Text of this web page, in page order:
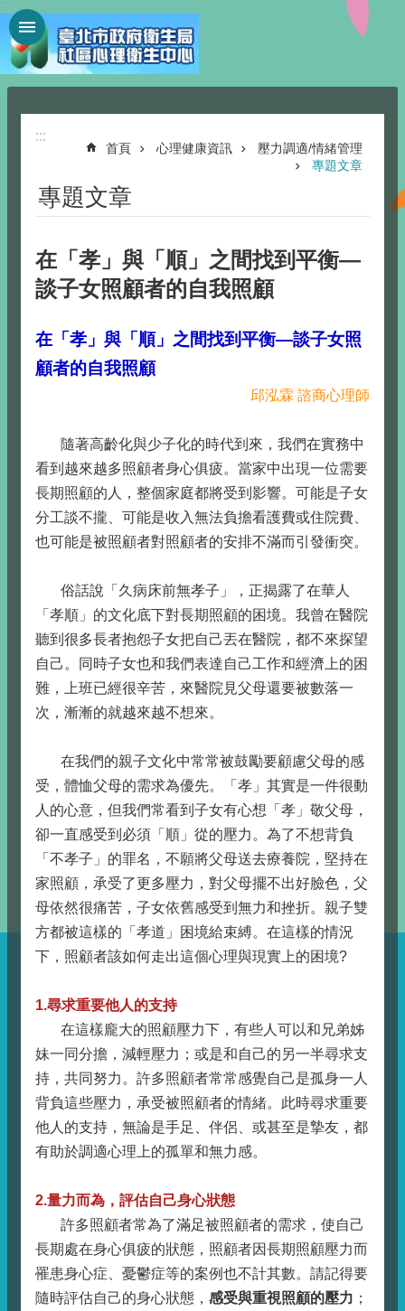
跳到主要內容區塊
:::
:::
首頁 心理健康資訊
壓力調適/情緒管理
專題文章
專題文章
在「孝」與「順」之間找到平衡—
談子女照顧者的自我照顧
在「孝」與「順」之間找到平衡—談子女照
顧者的自我照顧
邱泓霖 諮商心理師
隨著高齡化與少子化的時代到來，我們在實務中
看到越來越多照顧者身心俱疲。當家中出現一位需要
長期照顧的人，整個家庭都將受到影響。可能是子女
分工談不攏、可能是收入無法負擔看護費或住院費、
也可能是被照顧者對照顧者的安排不滿而引發衝突。
俗話說「久病床前無孝子」，正揭露了在華人
「孝順」的文化底下對長期照顧的困境。我曾在醫院
聽到很多長者抱怨子女把自己丟在醫院，都不來探望
自己。同時子女也和我們表達自己工作和經濟上的困
難，上班已經很辛苦，來醫院見父母還要被數落一
次，漸漸的就越來越不想來。
在我們的親子文化中常常被鼓勵要顧慮父母的感
受，體恤父母的需求為優先。「孝」其實是一件很動
人的心意，但我們常看到子女有心想「孝」敬父母，
卻一直感受到必須「順」從的壓力。為了不想背負
「不孝子」的罪名，不願將父母送去療養院，堅持在
家照顧，承受了更多壓力，對父母擺不出好臉色，父
母依然很痛苦，子女依舊感受到無力和挫折。親子雙
方都被這樣的「孝道」困境給束縛。在這樣的情況
下，照顧者該如何走出這個心理與現實上的困境?
1.尋求重要他人的支持
在這樣龐大的照顧壓力下，有些人可以和兄弟姊
妹一同分擔，減輕壓力；或是和自己的另一半尋求支
持，共同努力。許多照顧者常常感覺自己是孤身一人
背負這些壓力，承受被照顧者的情緒。此時尋求重要
他人的支持，無論是手足、伴侶、或甚至是摯友，都
有助於調適心理上的孤單和無力感。
2.量力而為，評估自己身心狀態
許多照顧者常為了滿足被照顧者的需求，使自己
長期處在身心俱疲的狀態，照顧者因長期照顧壓力而
罹患身心症、憂鬱症等的案例也不計其數。請記得要
隨時評估自己的身心狀態， 感受與重視照顧的壓力 ；